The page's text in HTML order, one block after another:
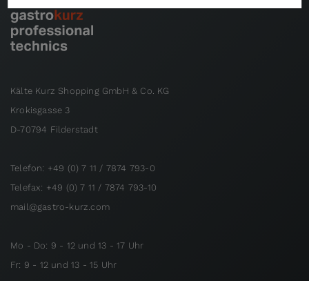
Kälte Kurz Shopping GmbH & Co. KG
Krokisgasse 3
D-70794 Filderstadt
Telefon: +49 (0) 7 11 / 7874 793-0
Telefax: +49 (0) 7 11 / 7874 793-10
mail@gastro-kurz.com
Mo - Do: 9 - 12 und 13 - 17 Uhr
Fr: 9 - 12 und 13 - 15 Uhr